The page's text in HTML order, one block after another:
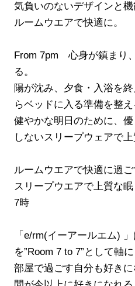
気負いのないデザインと
ルームウエアで快適に。
From 7pm 心身が鎮まり
る。
陽が沈み、夕食・入浴を
らベッドに入る準備を整え
健やかな明日のために、
しないスリープウェアで上
ルームウエアで快適に過
スリープウエアで上質な
7時
「e/rm(イーアールエム)
を”Room 7 to 7”として軸に
部屋で過ごす自分も好き